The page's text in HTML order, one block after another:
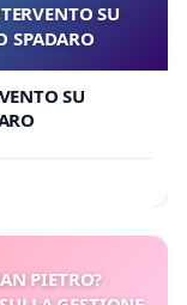
SU
SPADARO
SU
PIETRO?